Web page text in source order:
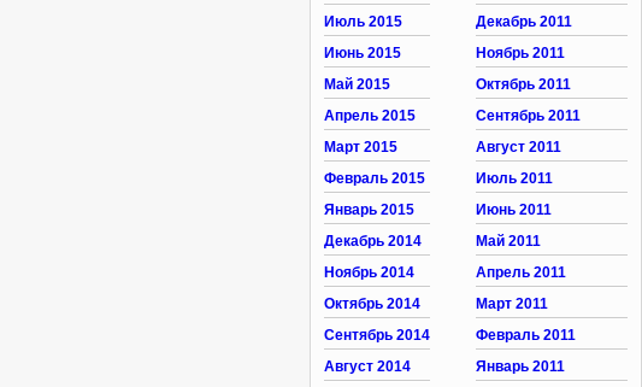
Июль 2015
Июнь 2015
Май 2015
Апрель 2015
Март 2015
Февраль 2015
Январь 2015
Декабрь 2014
Ноябрь 2014
Октябрь 2014
Сентябрь 2014
Август 2014
Декабрь 2011
Ноябрь 2011
Октябрь 2011
Сентябрь 2011
Август 2011
Июль 2011
Июнь 2011
Май 2011
Апрель 2011
Март 2011
Февраль 2011
Январь 2011